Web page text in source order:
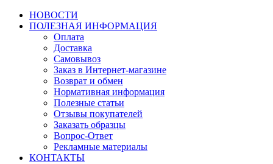
НОВОСТИ
ПОЛЕЗНАЯ ИНФОРМАЦИЯ
Оплата
Доставка
Самовывоз
Заказ в Интернет-магазине
Возврат и обмен
Нормативная информация
Полезные статьи
Отзывы покупателей
Заказать образцы
Вопрос-Ответ
Рекламные материалы
КОНТАКТЫ